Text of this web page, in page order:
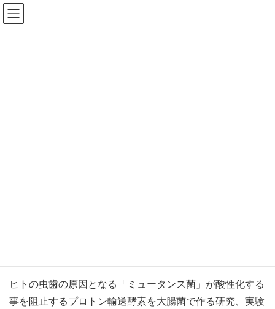
ヒトの虫歯の原因となる「ミュータンス菌」が酸性化する
事を阻止するプロトン輸送酵素を大腸菌で作る研究、実験